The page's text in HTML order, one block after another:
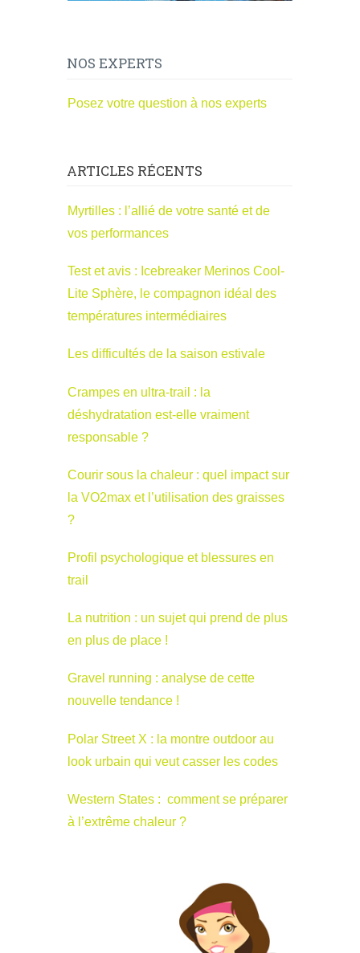
NOS EXPERTS
Posez votre question à nos experts
ARTICLES RÉCENTS
Myrtilles : l’allié de votre santé et de
vos performances
Test et avis : Icebreaker Merinos Cool-
Lite Sphère, le compagnon idéal des
températures intermédiaires
Les difficultés de la saison estivale
Crampes en ultra-trail : la
déshydratation est-elle vraiment
responsable ?
Courir sous la chaleur : quel impact sur
la VO2max et l’utilisation des graisses
?
Profil psychologique et blessures en
trail
La nutrition : un sujet qui prend de plus
en plus de place !
Gravel running : analyse de cette
nouvelle tendance !
Polar Street X : la montre outdoor au
look urbain qui veut casser les codes
Western States : comment se préparer
à l’extrême chaleur ?